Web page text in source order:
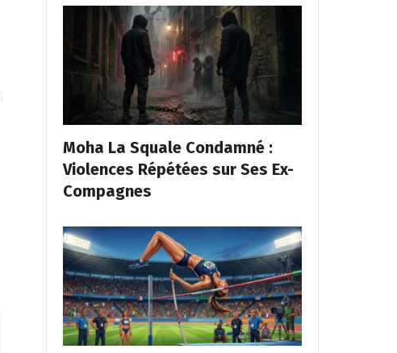
Moha La Squale Condamné :
Violences Répétées sur Ses Ex-
Compagnes